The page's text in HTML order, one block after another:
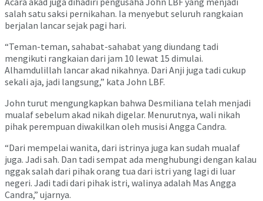
salah satu saksi pernikahan. Ia menyebut seluruh rangkaian
berjalan lancar sejak pagi hari.
“Teman-teman, sahabat-sahabat yang diundang tadi
mengikuti rangkaian dari jam 10 lewat 15 dimulai.
Alhamdulillah lancar akad nikahnya. Dari Anji juga tadi cukup
sekali aja, jadi langsung,” kata John LBF.
John turut mengungkapkan bahwa Desmiliana telah menjadi
mualaf sebelum akad nikah digelar. Menurutnya, wali nikah
pihak perempuan diwakilkan oleh musisi Angga Candra.
“Dari mempelai wanita, dari istrinya juga kan sudah mualaf
juga. Jadi sah. Dan tadi sempat ada menghubungi dengan kalau
nggak salah dari pihak orang tua dari istri yang lagi di luar
negeri. Jadi tadi dari pihak istri, walinya adalah Mas Angga
Candra,” ujarnya.